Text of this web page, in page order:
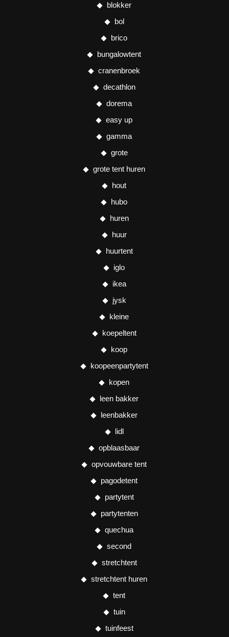
blokker
bol
brico
bungalowtent
cranenbroek
decathlon
dorema
easy up
gamma
grote
grote tent huren
hout
hubo
huren
huur
huurtent
iglo
ikea
jysk
kleine
koepeltent
koop
koopeenpartytent
kopen
leen bakker
leenbakker
lidl
opblaasbaar
opvouwbare tent
pagodetent
partytent
partytenten
quechua
second
stretchtent
stretchtent huren
tent
tuin
tuinfeest